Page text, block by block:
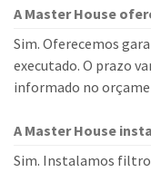
A Master House
Sim. Oferecemos
executado. O prazo
informado no
A Master House
Sim. Instalamos